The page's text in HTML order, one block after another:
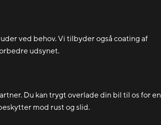
ved behov. Vi tilbyder også coating af
udsynet.
Du kan trygt overlade din bil til os for en
mod rust og slid.